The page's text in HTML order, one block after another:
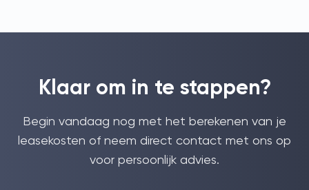
Klaar om in te stappen?
Begin vandaag nog met het berekenen van je
leasekosten of neem direct contact met ons op
voor persoonlijk advies.